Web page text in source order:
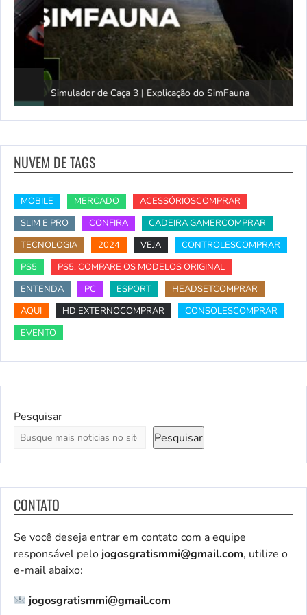
Simulador de Caça 3 | Explicação do SimFauna
NUVEM DE TAGS
MOBILE MERCADO
ACESSÓRIOSCOMPRAR
SLIM E PRO
CONFIRA
CADEIRA GAMERCOMPRAR
TECNOLOGIA
2024 VEJA
CONTROLESCOMPRAR
PS5
PS5: COMPARE OS MODELOS ORIGINAL
ENTENDA
PC ESPORT
HEADSETCOMPRAR
AQUI
HD EXTERNOCOMPRAR
CONSOLESCOMPRAR
EVENTO
Pesquisar
Pesquisar
CONTATO
Se você deseja entrar em contato com a equipe
responsável pelojogosgratismmi@gmail.com, utilize o
e-mail abaixo:
jogosgratismmi@gmail.com